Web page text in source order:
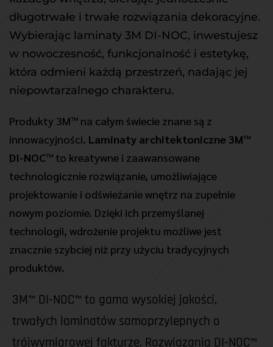
długotrwałe i trwałe rozwiązania dekoracyjne.
Wybierając laminaty 3M DI-NOC, inwestujesz
w nowoczesność, funkcjonalność i estetykę,
która odmieni każdą przestrzeń, nadając jej
niepowtarzalnego charakteru.
Produkty 3M™ na całym świecie znane są z
innowacyjności. Laminaty architektoniczne 3M™
DI-NOC™ to kreatywne i zaawansowane
technologicznie rozwiązanie, umożliwiające
projektowanie i odświeżanie wnętrz na zupełnie
nowym poziomie. Dzięki ich przemyślanej
technologii, wdrożenie projektu możliwe jest
znacznie szybciej niż przy użyciu tradycyjnych
produktów.
3M™ DI-NOC™ to gama wysokiej jakości,
trwałych laminatów samoprzylepnych o
trójwymiarowej fakturze. Rozwiązania DI-NOC™